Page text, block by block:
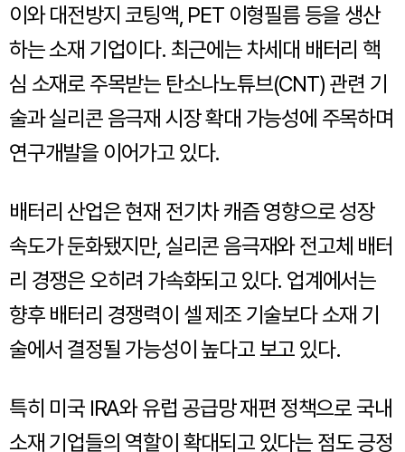
이와 대전방지 코팅액, PET 이형필름 등을 생산
하는 소재 기업이다. 최근에는 차세대 배터리 핵
심 소재로 주목받는 탄소나노튜브(CNT) 관련 기
술과 실리콘 음극재 시장 확대 가능성에 주목하며
연구개발을 이어가고 있다.
배터리 산업은 현재 전기차 캐즘 영향으로 성장
속도가 둔화됐지만, 실리콘 음극재와 전고체 배터
리 경쟁은 오히려 가속화되고 있다. 업계에서는
향후 배터리 경쟁력이 셀 제조 기술보다 소재 기
술에서 결정될 가능성이 높다고 보고 있다.
특히 미국 IRA와 유럽 공급망 재편 정책으로 국내
소재 기업들의 역할이 확대되고 있다는 점도 긍정